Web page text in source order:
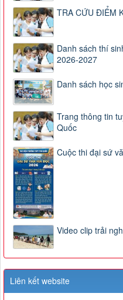
TRA CỨU ĐIỂM
Danh sách thí
2026-2027
Danh sách học
Trang thông tin
Quốc
Cuộc thi đại sứ
Video clip trải
Liên kết website